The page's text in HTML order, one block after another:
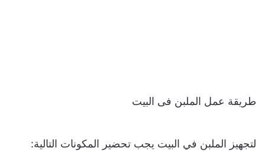
طريقة عمل الملبن فى البيت
لتجهيز الملبن في البيت يجب تحضير المكونات التالية: